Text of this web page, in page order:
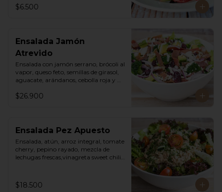
$6.500
Ensalada Jamón
Atrevido
Ensalada con jamón serrano, brócoli al
vapor, queso feto, semillas de girasol,
aguacate, arándanos, cebolla roja y
$26.900
Ensalada Pez Apuesto
Ensalada, atún, arroz integral, tomate
cherry, pepino rayado, mezcla de
lechugas frescas,vinagreta sweet chili
$18.500